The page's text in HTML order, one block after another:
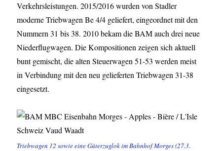
Verkehrsleistungen. 2015/2016 wurden von Stadler
moderne Triebwagen Be 4/4 geliefert, eingeordnet mit den
Nummern 31 bis 38. 2010 bekam die BAM auch drei neue
Niederflugwagen. Die Kompositionen zeigen sich aktuell
bunt gemischt, die alten Steuerwagen 51-53 werden meist
in Verbindung mit den neu gelieferten Triebwagen 31-38
eingesetzt.
Triebwagen 12 sowie eine Güterzuglok im Bahnhof Morges (27.3.